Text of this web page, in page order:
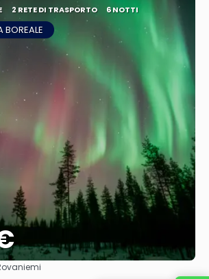
2 RETE DI TRASPORTO 6 NOTTI
BOREALE
Vedere